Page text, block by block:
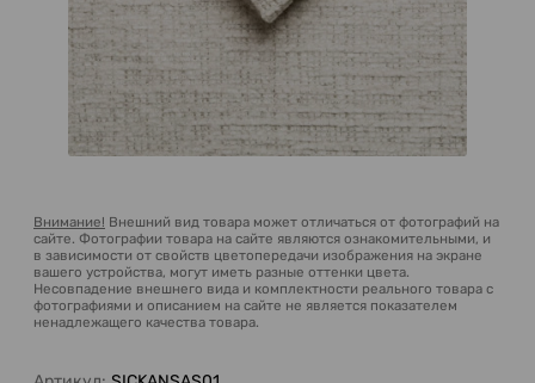
Внимание! Внешний вид товара может отличаться от фотографий на
сайте. Фотографии товара на сайте являются ознакомительными, и
в зависимости от свойств цветопередачи изображения на экране
вашего устройства, могут иметь разные оттенки цвета.
Несовпадение внешнего вида и комплектности реального товара с
фотографиями и описанием на сайте не является показателем
ненадлежащего качества товара.